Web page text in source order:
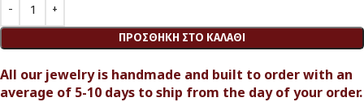
ΠΡΟΣΘΉΚΗ ΣΤΟ ΚΑΛΆΘΙ
All our jewelry is handmade and built to order with an
average of 5-10 days to ship from the day of your order.